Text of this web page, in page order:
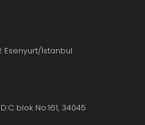
Esenyurt/İstanbul
blok No:161, 34045